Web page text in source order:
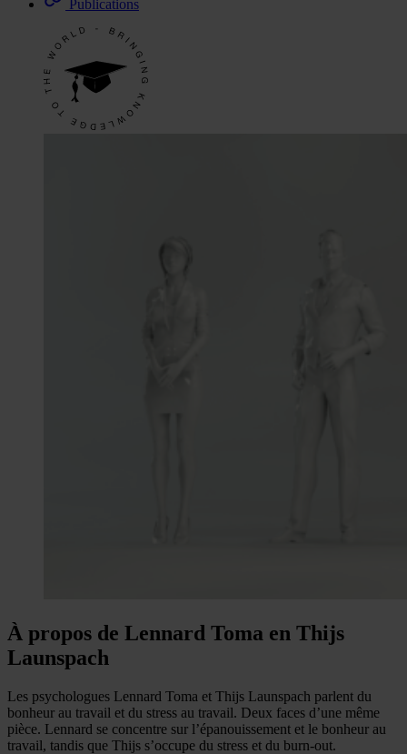
Publications
À propos de Lennard Toma en Thijs
Launspach
Les psychologues Lennard Toma et Thijs Launspach parlent du
bonheur au travail et du stress au travail. Deux faces d’une même
pièce. Lennard se concentre sur l’épanouissement et le bonheur au
travail, tandis que Thijs s’occupe du stress et du burn-out.